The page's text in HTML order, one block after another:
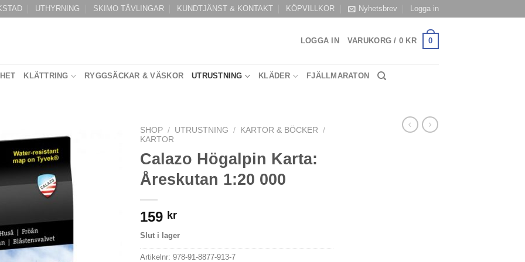
UTHYRNING SKIMO TÄVLINGAR KUNDTJÄNST & KONTAKT KÖPVILLKOR Nyhetsbrev Logga in
LOGGA IN VARUKORG / 0 KR 0
KLÄTTRING RYGGSÄCKAR & VÄSKOR UTRUSTNING KLÄDER FJÄLLMARATON
SHOP / UTRUSTNING / KARTOR & BÖCKER
/
KARTOR
Calazo Högalpin Karta:
Åreskutan 1:20 000
159 kr
Slut i lager
Artikelnr: 978-91-8877-913-7